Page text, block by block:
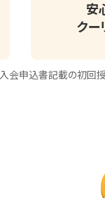
安
クー
入会申込書記載の初回